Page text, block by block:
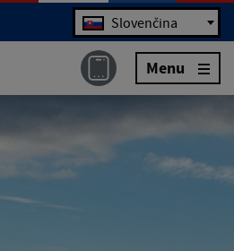
Jazyk Slovenčina
Menu